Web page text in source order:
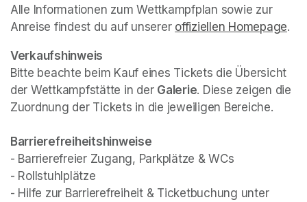
Alle Informationen zum Wettkampfplan sowie zur
Anreise findest du auf unserer offiziellen Homepage.
Verkaufshinweis
Bitte beachte beim Kauf eines Tickets die Übersicht
der Wettkampfstätte in der Galerie. Diese zeigen die
Zuordnung der Tickets in die jeweiligen Bereiche.
- Barrierefreier Zugang, Parkplätze & WCs
- Rollstuhlplätze
- Hilfe zur Barrierefreiheit & Ticketbuchung unter